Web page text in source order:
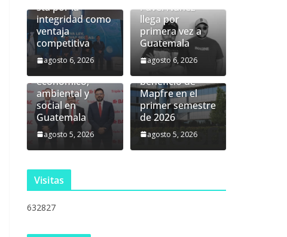
sta por la
integridad como
ventaja
competitiva
agosto 6, 2026
Pavel Núñez
llega por
primera vez a
Guatemala
agosto 6, 2026
BAC presenta
sus resultados
2025 y amplía su
impacto
económico,
ambiental y
social en
Guatemala
agosto 5, 2026
Latinoamérica
aporta 218
millones de
euros al
beneficio de
Mapfre en el
primer semestre
de 2026
agosto 5, 2026
Visitas
632827